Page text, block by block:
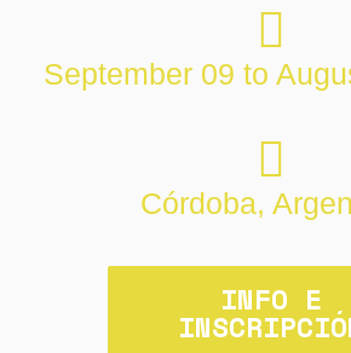
September 09 to
Córdoba,
INFO E